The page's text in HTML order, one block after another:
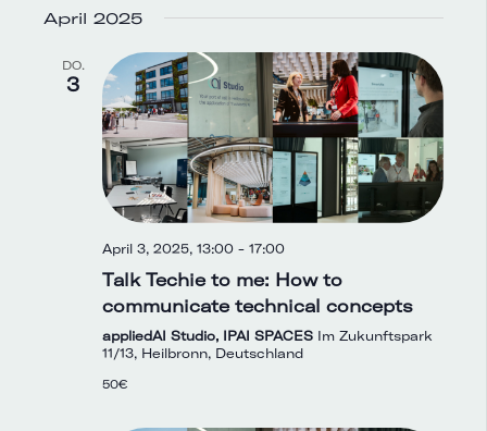
April 2025
DO.
3
April 3, 2025, 13:00 - 17:00
Talk Techie to me: How to
communicate technical concepts
appliedAI Studio, IPAI SPACES Im Zukunftspark
11/13, Heilbronn, Deutschland
50€